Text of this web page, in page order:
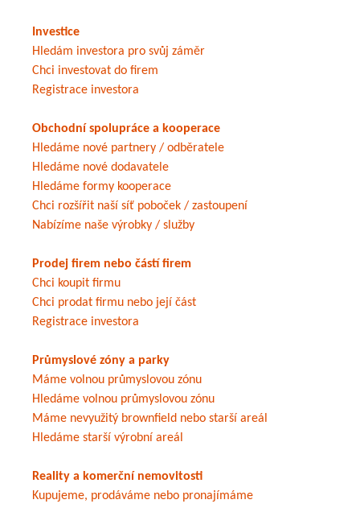
Investice
Hledám investora pro svůj záměr
Chci investovat do firem
Registrace investora
Obchodní spolupráce a kooperace
Hledáme nové partnery / odběratele
Hledáme nové dodavatele
Hledáme formy kooperace
Chci rozšířit naší síť poboček / zastoupení
Nabízíme naše výrobky / služby
Prodej firem nebo částí firem
Chci koupit firmu
Chci prodat firmu nebo její část
Registrace investora
Průmyslové zóny a parky
Máme volnou průmyslovou zónu
Hledáme volnou průmyslovou zónu
Máme nevyužitý brownfield nebo starší areál
Hledáme starší výrobní areál
Reality a komerční nemovitosti
Kupujeme, prodáváme nebo pronajímáme